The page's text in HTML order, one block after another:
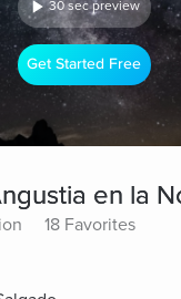
30 sec preview
Get Started Free
en la
18 Favorites